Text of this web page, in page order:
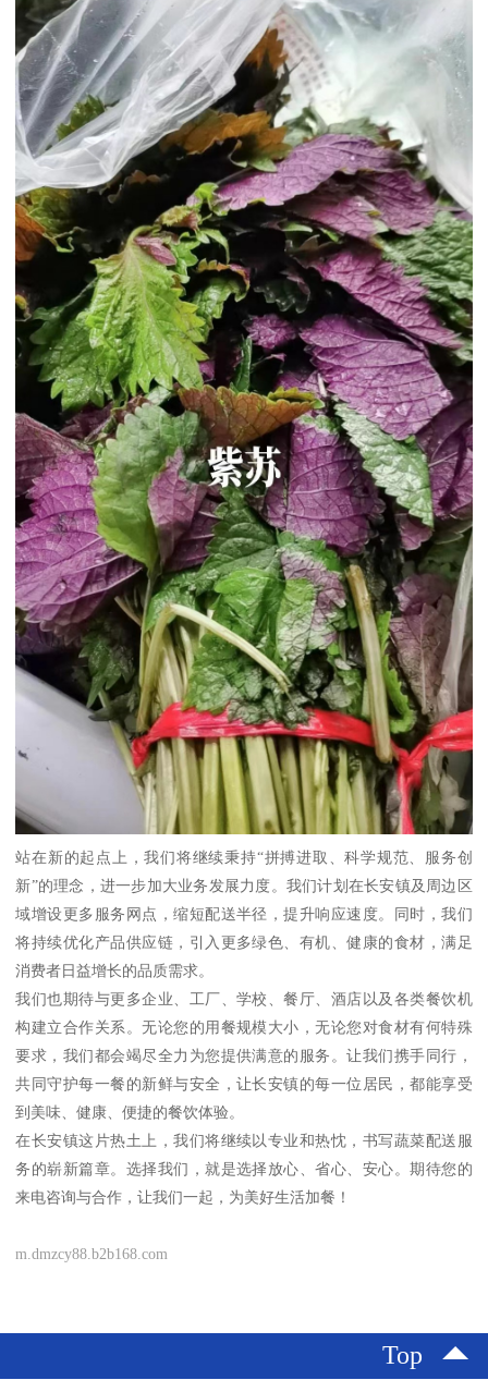
站在新的起点上，我们将继续秉持“拼搏进取、科学规范、服务创
新”的理念，进一步加大业务发展力度。我们计划在长安镇及周边区
域增设更多服务网点，缩短配送半径，提升响应速度。同时，我们
将持续优化产品供应链，引入更多绿色、有机、健康的食材，满足
消费者日益增长的品质需求。
我们也期待与更多企业、工厂、学校、餐厅、酒店以及各类餐饮机
构建立合作关系。无论您的用餐规模大小，无论您对食材有何特殊
要求，我们都会竭尽全力为您提供满意的服务。让我们携手同行，
共同守护每一餐的新鲜与安全，让长安镇的每一位居民，都能享受
到美味、健康、便捷的餐饮体验。
在长安镇这片热土上，我们将继续以专业和热忱，书写蔬菜配送服
务的崭新篇章。选择我们，就是选择放心、省心、安心。期待您的
来电咨询与合作，让我们一起，为美好生活加餐！
m.dmzcy88.b2b168.com
Top